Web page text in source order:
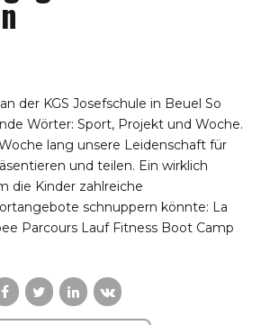
der KGS Josefschule in Beuel So
Wörter: Sport, Projekt und Woche.
lang unsere Leidenschaft für
und teilen. Ein wirklich
die Kinder zahlreiche
schnuppern könnte: La
Parcours Lauf Fitness Boot Camp